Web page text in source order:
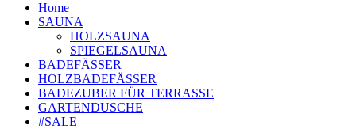
Home
SAUNA
HOLZSAUNA
SPIEGELSAUNA
BADEFÄSSER
HOLZBADEFÄSSER
BADEZUBER FÜR TERRASSE
GARTENDUSCHE
#SALE